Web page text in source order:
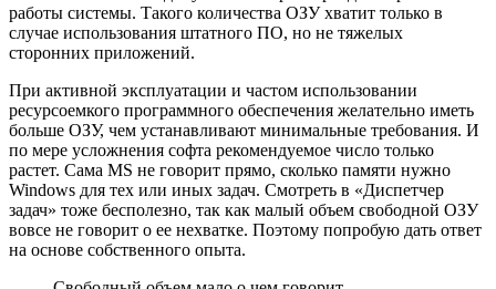
работы системы. Такого количества ОЗУ хватит только в
случае использования штатного ПО, но не тяжелых
сторонних приложений.
При активной эксплуатации и частом использовании
ресурсоемкого программного обеспечения желательно иметь
больше ОЗУ, чем устанавливают минимальные требования. И
по мере усложнения софта рекомендуемое число только
растет. Сама MS не говорит прямо, сколько памяти нужно
Windows для тех или иных задач. Смотреть в «Диспетчер
задач» тоже бесполезно, так как малый объем свободной ОЗУ
вовсе не говорит о ее нехватке. Поэтому попробую дать ответ
на основе собственного опыта.